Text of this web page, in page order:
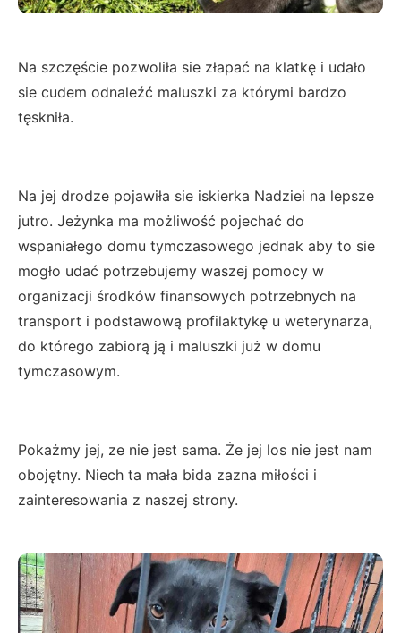
Na szczęście pozwoliła sie złapać na klatkę i udało
sie cudem odnaleźć maluszki za którymi bardzo
tęskniła.
Na jej drodze pojawiła sie iskierka Nadziei na lepsze
jutro. Jeżynka ma możliwość pojechać do
wspaniałego domu tymczasowego jednak aby to sie
mogło udać potrzebujemy waszej pomocy w
organizacji środków finansowych potrzebnych na
transport i podstawową profilaktykę u weterynarza,
do którego zabiorą ją i maluszki już w domu
tymczasowym.
Pokażmy jej, ze nie jest sama. Że jej los nie jest nam
obojętny. Niech ta mała bida zazna miłości i
zainteresowania z naszej strony.